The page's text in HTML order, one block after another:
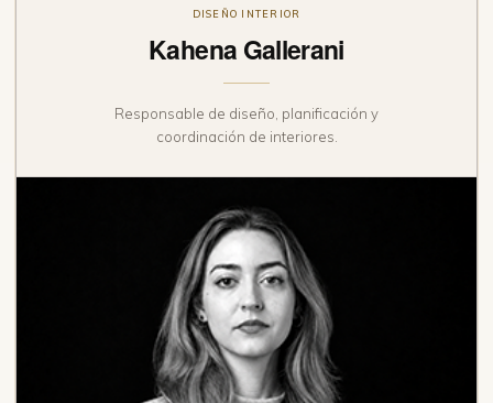
DISEÑO INTERIOR
Kahena Gallerani
Responsable de diseño, planificación y
coordinación de interiores.